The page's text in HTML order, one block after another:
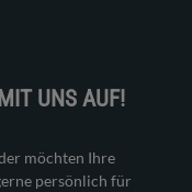
UNS AUF!
möchten Ihre
persönlich für